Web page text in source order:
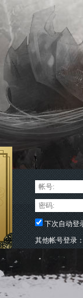
下次自动登
其他帐号登录